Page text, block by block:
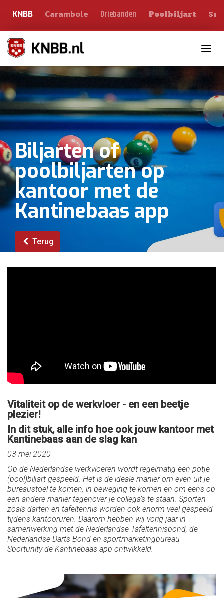
KNBB Carambole Driebanden Poolbiljart
Biljarten of
poolbiljarten op
kantoor met de
Kantinebaas app
Terug
Vitaliteit op de werkvloer - en een beetje
plezier!
In dit stuk, alle info hoe ook jouw kantoor met
Kantinebaas aan de slag kan
03 mei 2020
Op de Nederlandse werkvloeren wordt regelmatig een potje
(pool)biljart gespeeld. Het is de ideale manier om even uit je
bureaustoel te komen, in beweging te komen en om eens op
een andere manier tegenover je collega’s te staan. Sporten
zoals darten en tafeltennis worden ook enorm veel gespeeld
tijdens kantooruren. Daarom hebben wij vorig jaar in
samenwerking met de Nederlandse Tafeltennisbond, de
Nederlandse Darts Bond en sportmarketingbureau
Sportunity de Kantinebaas app ontwikkeld.